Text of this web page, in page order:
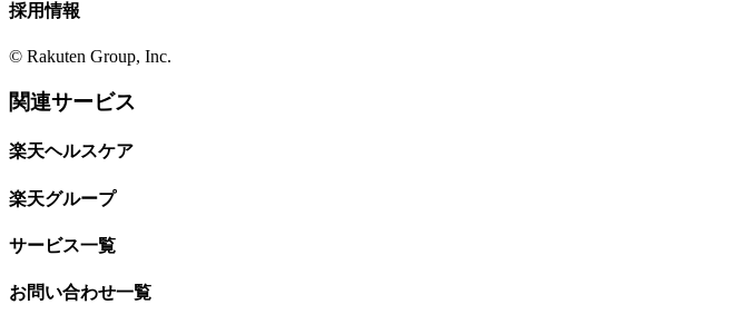
採用情報
© Rakuten Group, Inc.
関連サービス
楽天ヘルスケア
楽天グループ
サービス一覧
お問い合わせ一覧